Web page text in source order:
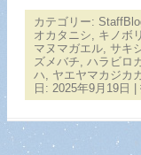
カテゴリー:
オカタニシ, キノボ
マヌマガエル, サキ
ズメバチ, ハラビロ
ハ, ヤエヤマカジカ
日: 2025年9月19日